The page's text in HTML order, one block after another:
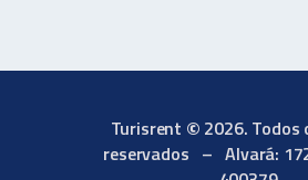
Turisrent © 2026. Todos
reservados – Alvará: